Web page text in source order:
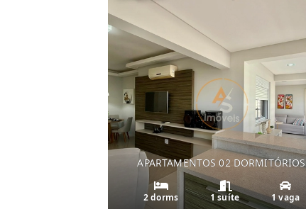
APARTAMENTOS 02 DORMITÓRIOS
2 dorms 1 suíte 1 vaga